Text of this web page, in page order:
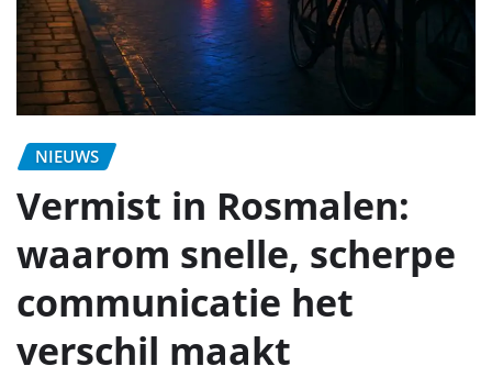
NIEUWS
Vermist in Rosmalen:
waarom snelle, scherpe
communicatie het
verschil maakt